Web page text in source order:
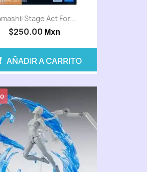
Stage Act For...
$250.00 Mxn
AÑADIR A CARRITO